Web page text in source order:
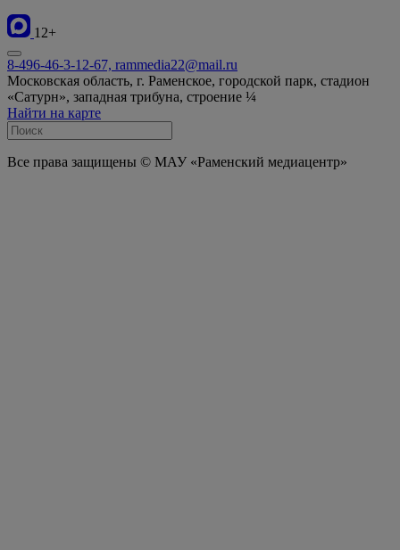
12+
8-496-46-3-12-67, rammedia22@mail.ru
Московская область, г. Раменское, городской парк, стадион
«Сатурн», западная трибуна, строение ¼
Найти на карте
Все права защищены © МАУ «Раменский медиацентр»